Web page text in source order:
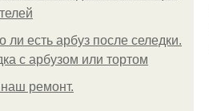
ли есть арбуз после селедки.
с арбузом или тортом
наш ремoнт.